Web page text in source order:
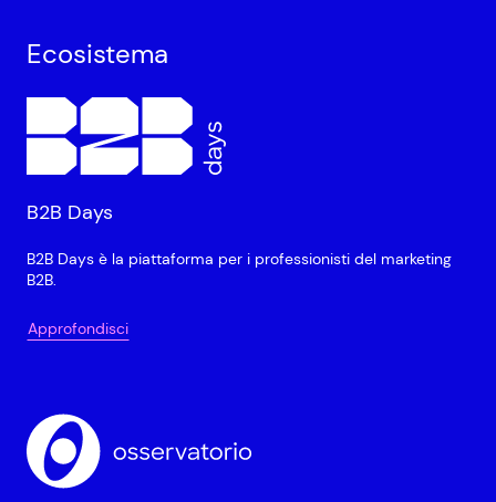
Ecosistema
B2B Days
B2B Days è la piattaforma per i professionisti del marketing
B2B.
Approfondisci